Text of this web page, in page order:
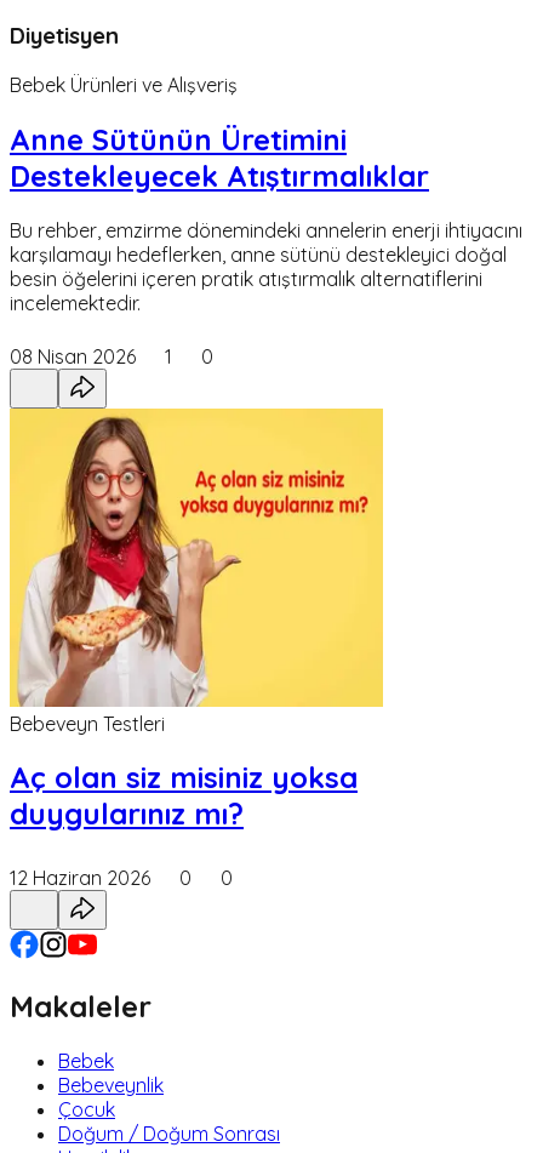
Diyetisyen
Bebek Ürünleri ve Alışveriş
Anne Sütünün Üretimini
Destekleyecek Atıştırmalıklar
Bu rehber, emzirme dönemindeki annelerin enerji ihtiyacını
karşılamayı hedeflerken, anne sütünü destekleyici doğal
besin öğelerini içeren pratik atıştırmalık alternatiflerini
incelemektedir.
08 Nisan 2026 1 0
Bebeveyn Testleri
Aç olan siz misiniz yoksa
duygularınız mı?
12 Haziran 2026 0 0
Makaleler
Bebek
Bebeveynlik
Çocuk
Doğum / Doğum Sonrası